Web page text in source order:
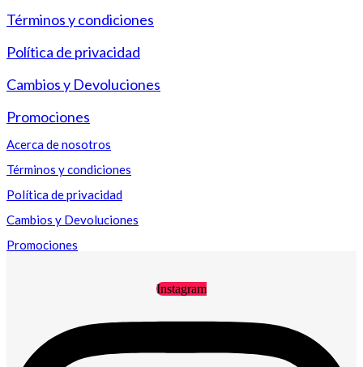
Términos y condiciones
Política de privacidad
Cambios y Devoluciones
Promociones
Acerca de nosotros
Términos y condiciones
Política de privacidad
Cambios y Devoluciones
Promociones
Instagram